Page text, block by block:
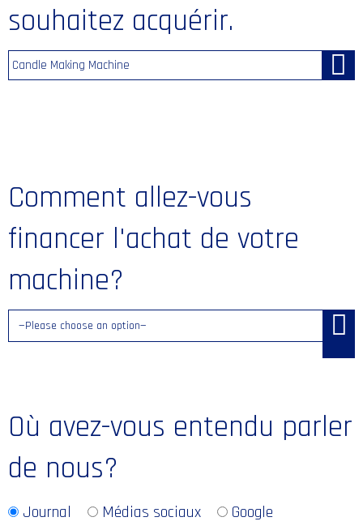
souhaitez acquérir.
Candle Making Machine
Comment allez-vous
financer l'achat de votre
machine?
Où avez-vous entendu parler
de nous?
Journal Médias sociaux
Google